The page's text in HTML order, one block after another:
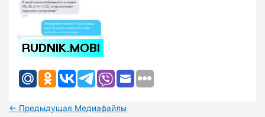
← Предыдущая Медиафайлы